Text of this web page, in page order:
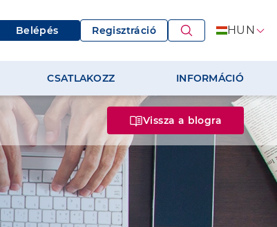
Belépés Regisztráció HUN
CSATLAKOZZ INFORMÁCIÓ
Vissza a blogra